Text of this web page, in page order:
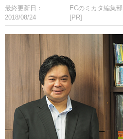
最終更新日：
2018/08/24
ECのミカタ編集部
[PR]